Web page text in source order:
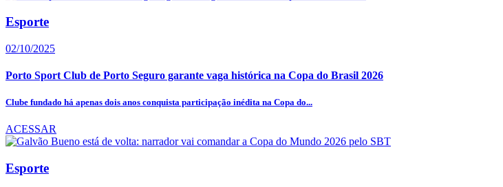
Esporte
02/10/2025
Porto Sport Club de Porto Seguro garante vaga histórica na Copa do Brasil 2026
Clube fundado há apenas dois anos conquista participação inédita na Copa do...
ACESSAR
Esporte